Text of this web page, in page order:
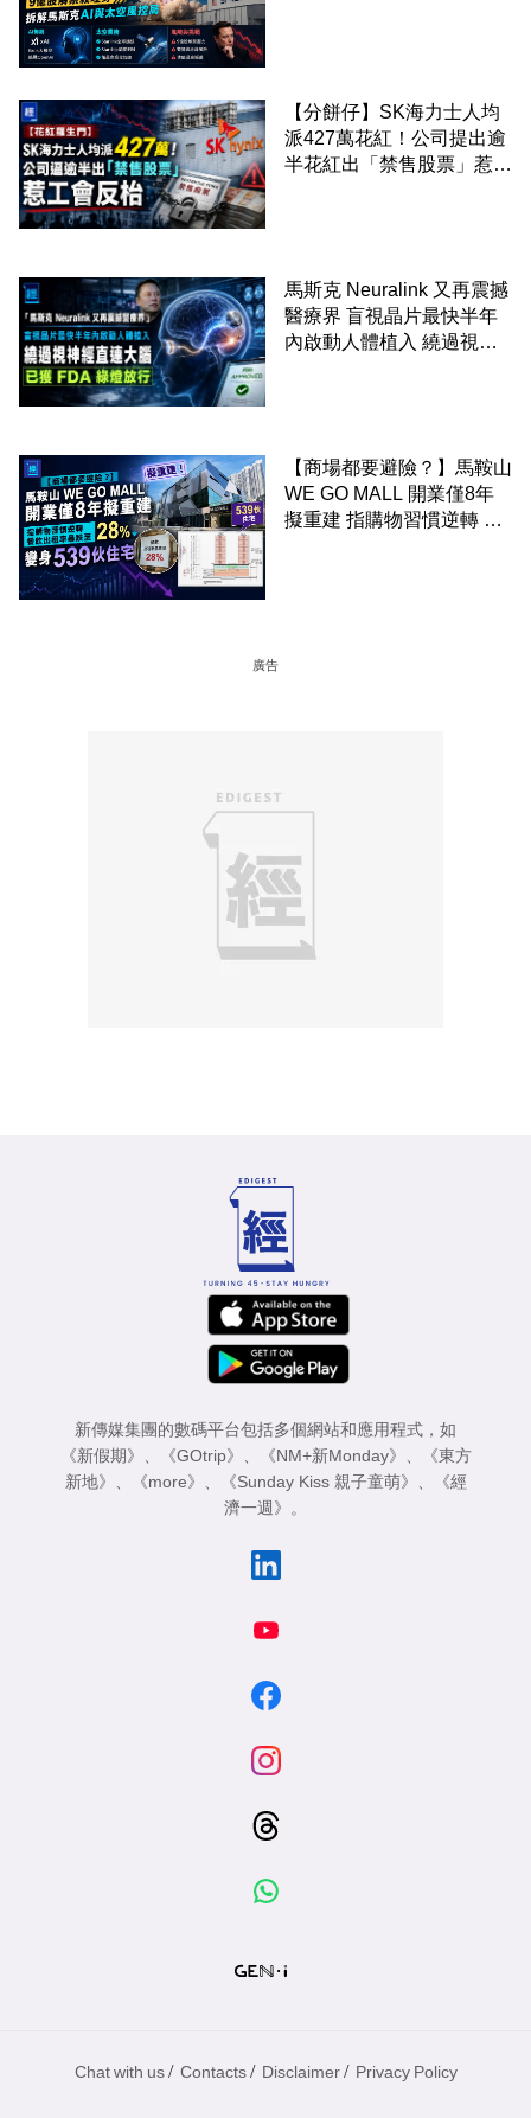
【分餅仔】SK海力士人均
派427萬花紅！公司提出逾
半花紅出「禁售股票」惹工
馬斯克 Neuralink 又再震撼
醫療界 盲視晶片最快半年
內啟動人體植入 繞過視神
【商場都要避險？】馬鞍山
WE GO MALL 開業僅8年
擬重建 指購物習慣逆轉 餐
廣告
新傳媒集團的數碼平台包括多個網站和應用程式，如
《新假期》
《GOtrip》 《NM+新Monday》
《東方
新地》
《more》 《Sunday Kiss 親子童萌》
《經
濟一週》
。
Chat with us / Contacts / Disclaimer / Privacy Policy